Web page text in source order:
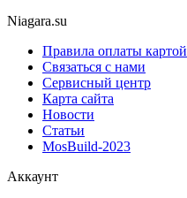
Niagara.su
Правила оплаты картой
Связаться с нами
Сервисный центр
Карта сайта
Новости
Статьи
MosBuild-2023
Аккаунт